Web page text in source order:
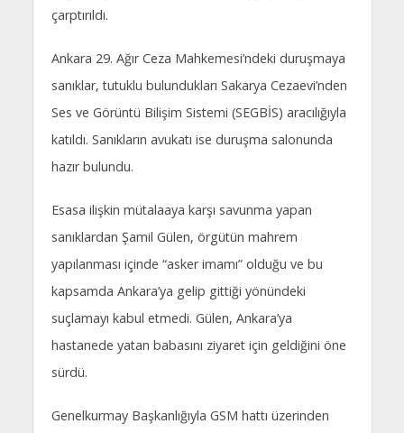
çarptırıldı.
Ankara 29. Ağır Ceza Mahkemesi’ndeki duruşmaya
sanıklar, tutuklu bulundukları Sakarya Cezaevi’nden
Ses ve Görüntü Bilişim Sistemi (SEGBİS) aracılığıyla
katıldı. Sanıkların avukatı ise duruşma salonunda
hazır bulundu.
Esasa ilişkin mütalaaya karşı savunma yapan
sanıklardan Şamil Gülen, örgütün mahrem
yapılanması içinde “asker imamı” olduğu ve bu
kapsamda Ankara’ya gelip gittiği yönündeki
suçlamayı kabul etmedi. Gülen, Ankara’ya
hastanede yatan babasını ziyaret için geldiğini öne
sürdü.
Genelkurmay Başkanlığıyla GSM hattı üzerinden